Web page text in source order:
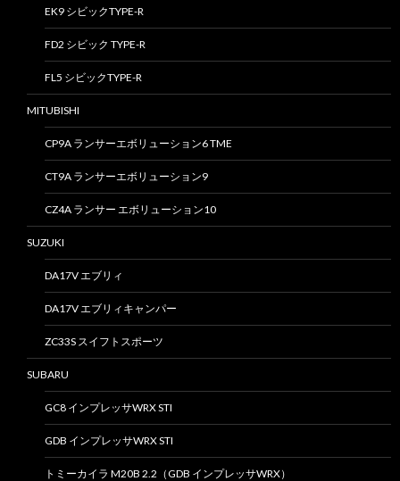
EK9 シビックTYPE-R
FD2 シビック TYPE-R
FL5 シビックTYPE-R
MITUBISHI
CP9A ランサーエボリューション6 TME
CT9A ランサーエボリューション9
CZ4A ランサー エボリューション10
SUZUKI
DA17V エブリィ
DA17V エブリィキャンパー
ZC33S スイフトスポーツ
SUBARU
GC8 インプレッサWRX STI
GDB インプレッサWRX STI
トミーカイラ M20B 2.2（GDB インプレッサWRX）